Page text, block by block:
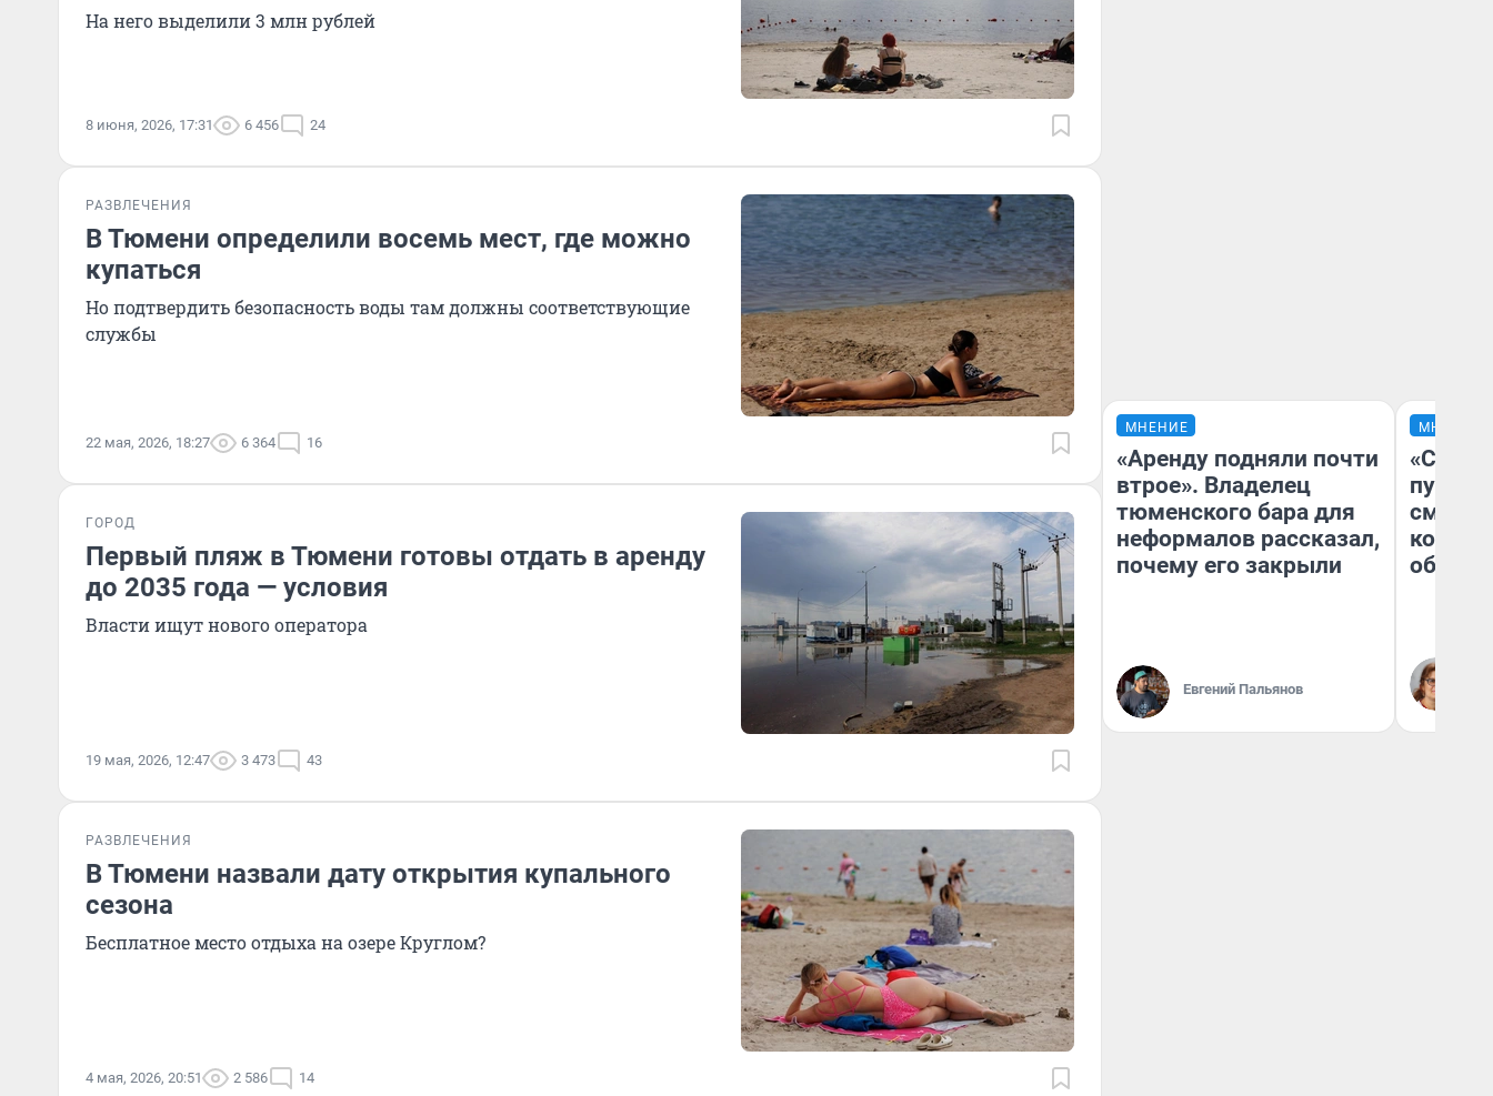
На него выделили 3 млн рублей
8 июня, 2026, 17:31 6 456 24
РАЗВЛЕЧЕНИЯ
В Тюмени определили восемь мест, где можно
купаться
Но подтвердить безопасность воды там должны соответствующие
службы
22 мая, 2026, 18:27 6 364 16
ГОРОД
Первый пляж в Тюмени готовы отдать в аренду
до 2035 года — условия
Власти ищут нового оператора
19 мая, 2026, 12:47 3 473 43
РАЗВЛЕЧЕНИЯ
В Тюмени назвали дату открытия купального
сезона
Бесплатное место отдыха на озере Круглом?
4 мая, 2026, 20:51 2 586 14
МНЕНИЕ
«Аренду подняли почти
втрое». Владелец
тюменского бара для
неформалов рассказал,
почему его закрыли
Евгений Пальянов
МНЕНИЕ